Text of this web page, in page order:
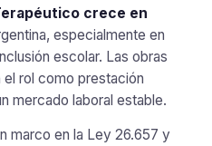
crece en
especialmente en
escolar. Las obras
rol como prestación
mercado laboral estable.
marco en la Ley 26.657 y